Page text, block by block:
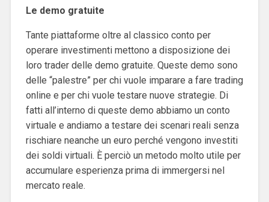
Le demo gratuite
Tante piattaforme oltre al classico conto per
operare investimenti mettono a disposizione dei
loro trader delle demo gratuite. Queste demo sono
delle “palestre” per chi vuole imparare a fare trading
online e per chi vuole testare nuove strategie. Di
fatti all’interno di queste demo abbiamo un conto
virtuale e andiamo a testare dei scenari reali senza
rischiare neanche un euro perché vengono investiti
dei soldi virtuali. È perciò un metodo molto utile per
accumulare esperienza prima di immergersi nel
mercato reale.